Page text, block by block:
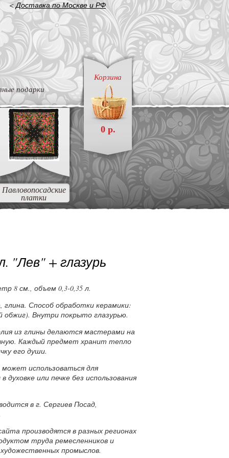
<Доставка по Москве и РФ
Корзина
0 р.
подарки
Павловопосадские
платки
"Лев" + глазурь
8 см., объем 0,3-0,35 л.
Способ обработки керамики:
обжиг). Внутри покрыто глазурью.
из глины делаются мастерами на
Каждый предмет хранит тепло
его души.
может использоваться для
духовке или печке без использования
в г. Сергиев Посад,
производятся в разных регионах
труда ремесленников и
промыслов.